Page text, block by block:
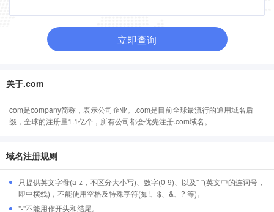
立即查询
关于.com
com是company简称，表示公司企业。.com是目前全球最流行的通用域名后
缀，全球的注册量1.1亿个，所有公司都会优先注册.com域名。
域名注册规则
只提供英文字母(a-z，不区分大小写)、数字(0-9)、以及"-"(英文中的连词号，
即中横线)，不能使用空格及特殊字符(如!、$、&、? 等)。
"-"不能用作开头和结尾。